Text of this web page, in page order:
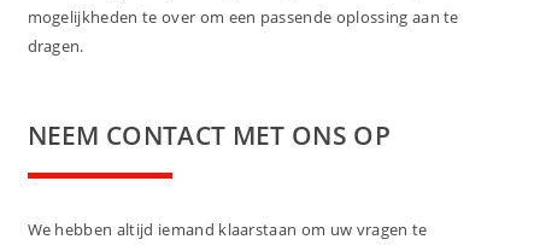
mogelijkheden te over om een passende oplossing aan te
dragen.
NEEM CONTACT MET ONS OP
We hebben altijd iemand klaarstaan om uw vragen te